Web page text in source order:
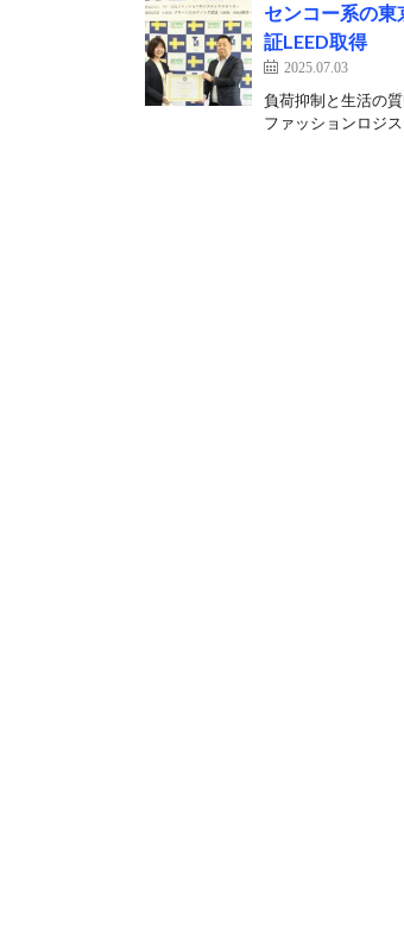
センコー系の
証LEED取得
2025.07.03
負荷抑制と生活の
ファッションロジ